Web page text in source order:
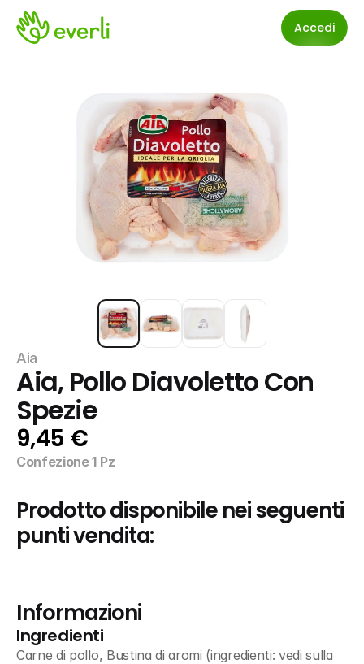
Accedi
Aia
Aia, Pollo Diavoletto Con
Spezie
9,45 €
Confezione 1 Pz
Prodotto disponibile nei seguenti
punti vendita:
Informazioni
Ingredienti
Carne di pollo, Bustina di aromi (ingredienti: vedi sulla